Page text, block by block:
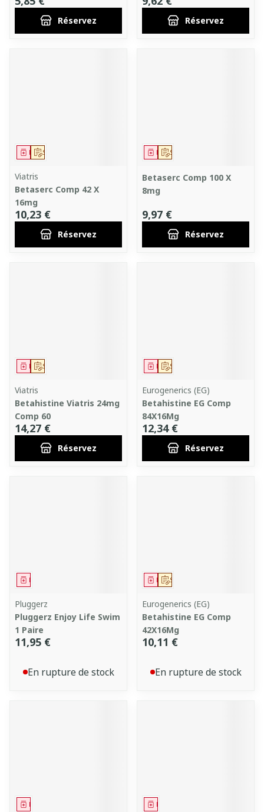
Réservez Réservez
Sur prescription
Médicament
Viatris
Betaserc Comp 42 X
16mg
10,23 €
Réservez
Sur prescription
Médicament
Betaserc Comp 100 X
8mg
9,97 €
Réservez
Sur prescription
Médicament
Viatris
Betahistine Viatris 24mg
Comp 60
14,27 €
Réservez
Sur prescription
Médicament
Eurogenerics (EG)
Betahistine EG Comp
84X16Mg
12,34 €
Réservez
Médicament
Pluggerz
Pluggerz Enjoy Life Swim
1 Paire
11,95 €
En rupture de stock
Sur prescription
Médicament
Eurogenerics (EG)
Betahistine EG Comp
42X16Mg
10,11 €
En rupture de stock
Médicament Médicament